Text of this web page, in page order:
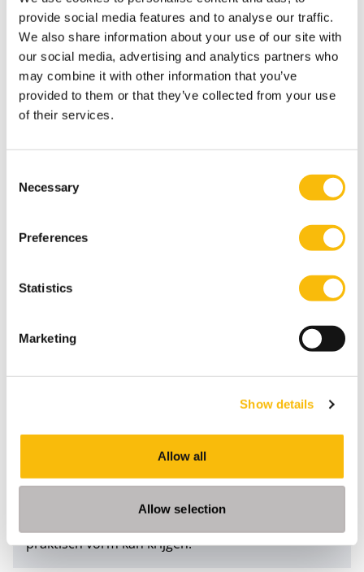
provide social media features and to analyse our traffic.
We also share information about your use of our site with
our social media, advertising and analytics partners who
may combine it with other information that you’ve
provided to them or that they’ve collected from your use
of their services.
Selection
Necessary
Preferences
Statistics
Marketing
Show details
Allow all
Allow selection
Voor Hulsbosch was de meerwaarde van de leergang
de tijd die je hebt om in een andere omgeving, met
andere mensen dan je dagelijkse netwerk, over
hetzelfde onderwerp te praten. ‘Dat je vanuit
verschillende inzichten aandacht kan besteden aan
gebracht. Vooral het bezoek aan een reder in
Noorwegen, die samenwerkt met defensiepartijen in
Noorwegen om samen zo goed mogelijk de Noorse
inspirerend; een mooi voorbeeld van publiek-private
ander helpt zonder daarbij de belangen van de losse
de komende jaren, als ook op de praktische
aanpak door overheden, bedrijven en instellingen.
De leergang geeft inzicht in de structurele
verschuivingen die plaatsvinden en werpt licht op
praktisch vorm kan krijgen.